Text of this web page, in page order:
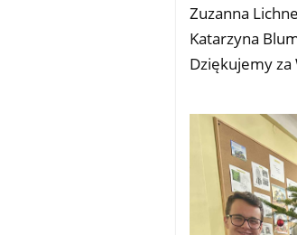
Zuzanna
Katarzyna
Dziękujemy za